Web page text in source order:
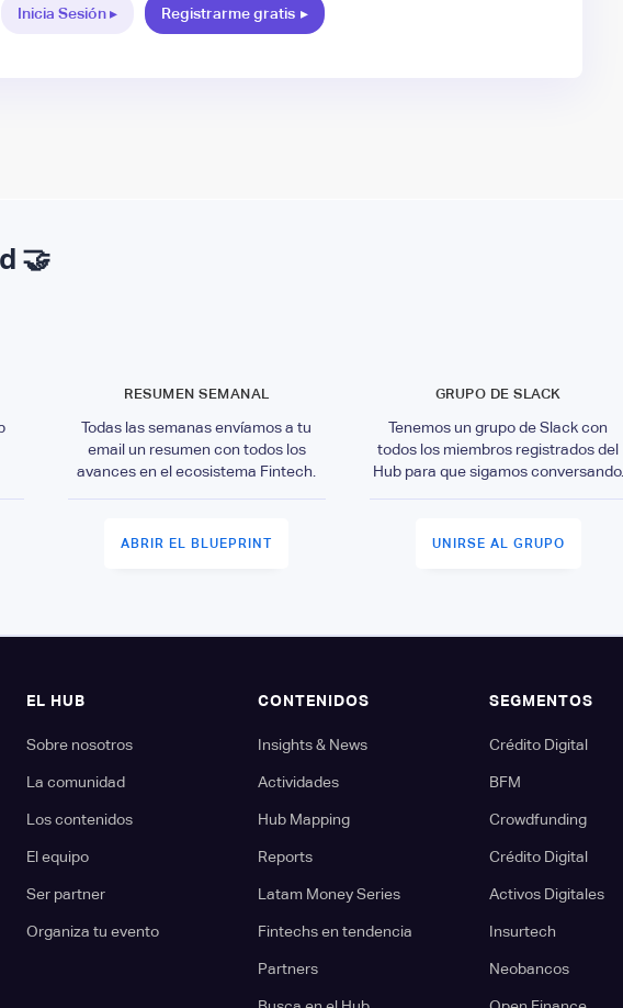
Inicia Sesión ▸ Registrarme gratis ▸
🤝
RESUMEN SEMANAL
Todas las semanas envíamos a tu
email un resumen con todos los
avances en el ecosistema Fintech.
ABRIR EL BLUEPRINT
GRUPO DE SLACK
Tenemos un grupo de Slack con
todos los miembros registrados del
Hub para que sigamos conversando.
UNIRSE AL GRUPO
EL HUB
Sobre nosotros
La comunidad
Los contenidos
El equipo
Ser partner
Organiza tu evento
CONTENIDOS
Insights & News
Actividades
Hub Mapping
Reports
Latam Money Series
Fintechs en tendencia
Partners
SEGMENTOS
Crédito Digital
BFM
Crowdfunding
Crédito Digital
Activos Digitales
Insurtech
Neobancos